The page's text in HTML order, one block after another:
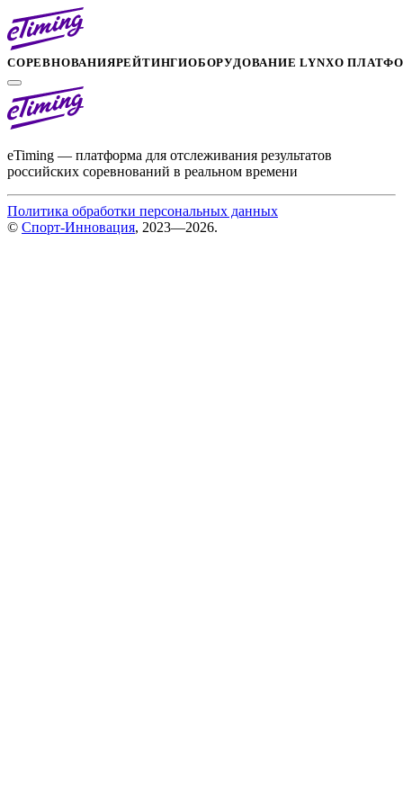
СОРЕВНОВАНИЯРЕЙТИНГИОБОРУДОВАНИЕ LYNXО
eTiming — платформа для отслеживания результатов
российских соревнований в реальном времени
Политика обработки персональных данных
© Спорт-Инновация, 2023—2026.